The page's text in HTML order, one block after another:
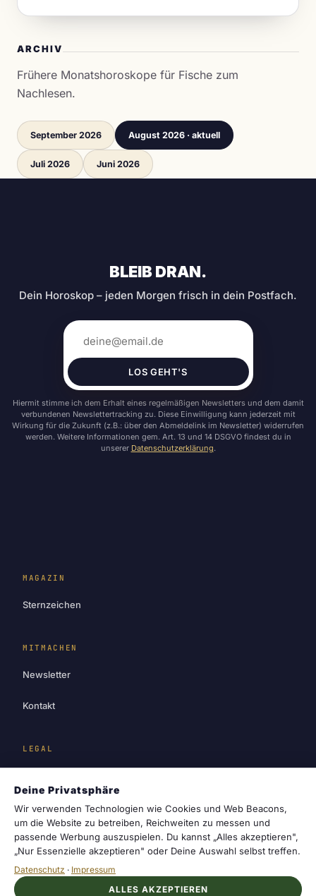
ARCHIV
Frühere Monatshoroskope für Fische zum
Nachlesen.
September 2026 August 2026 · aktuell
Juli 2026 Juni 2026
BLEIB DRAN.
Dein Horoskop – jeden Morgen frisch in dein Postfach.
LOS GEHT'S
Hiermit stimme ich dem Erhalt eines regelmäßigen Newsletters und dem damit
verbundenen Newslettertracking zu. Diese Einwilligung kann jederzeit mit
Wirkung für die Zukunft (z.B.: über den Abmeldelink im Newsletter) widerrufen
werden. Weitere Informationen gem. Art. 13 und 14 DSGVO findest du in
unserer Datenschutzerklärung.
MAGAZIN
Sternzeichen
MITMACHEN
Newsletter
Kontakt
LEGAL
Datenschutz
Cookie-Einstellungen
Deine Privatsphäre
Wir verwenden Technologien wie Cookies und Web Beacons,
um die Website zu betreiben, Reichweiten zu messen und
passende Werbung auszuspielen. Du kannst „Alles akzeptieren",
„Nur Essenzielle akzeptieren" oder Deine Auswahl selbst treffen.
Datenschutz · Impressum
ALLES AKZEPTIEREN